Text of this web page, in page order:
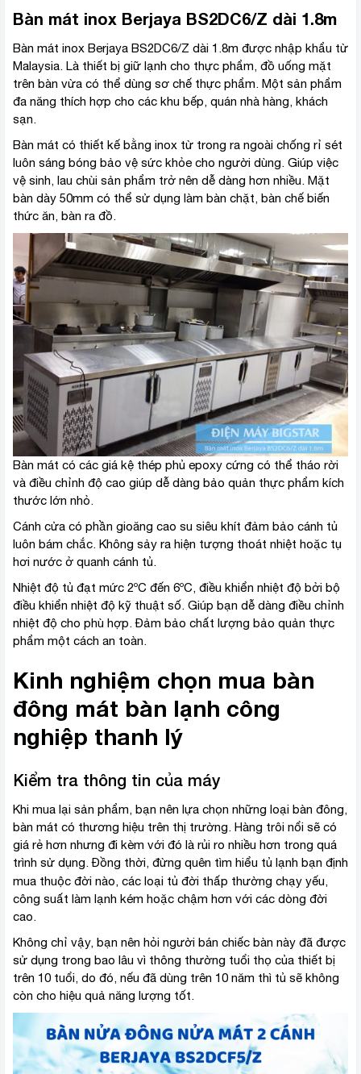
Bàn mát inox Berjaya BS2DC6/Z dài 1.8m
Bàn mát inox Berjaya BS2DC6/Z dài 1.8m được nhập khẩu từ
Malaysia. Là thiết bị giữ lạnh cho thực phẩm, đồ uống mặt
trên bàn vừa có thể dùng sơ chế thực phẩm. Một sản phẩm
đa năng thích hợp cho các khu bếp, quán nhà hàng, khách
sạn.
Bàn mát có thiết kế bằng inox từ trong ra ngoài chống rỉ sét
luôn sáng bóng bảo vệ sức khỏe cho người dùng. Giúp việc
vệ sinh, lau chùi sản phẩm trở nên dễ dàng hơn nhiều. Mặt
bàn dày 50mm có thể sử dụng làm bàn chặt, bàn chế biến
thức ăn, bàn ra đồ.
Bàn mát có các giá kệ thép phủ epoxy cứng có thể tháo rời
và điều chỉnh độ cao giúp dễ dàng bảo quản thực phẩm kích
thước lớn nhỏ.
Cánh cửa có phần gioăng cao su siêu khít đảm bảo cánh tủ
luôn bám chắc. Không sảy ra hiện tượng thoát nhiệt hoặc tụ
hơi nước ở quanh cánh tủ.
Nhiệt độ tủ đạt mức 2ºC đến 6ºC, điều khiển nhiệt độ bởi bộ
điều khiển nhiệt độ kỹ thuật số. Giúp bạn dễ dàng điều chỉnh
nhiệt độ cho phù hợp. Đảm bảo chất lượng bảo quản thực
phẩm một cách an toàn.
Kinh nghiệm chọn mua bàn
đông mát bàn lạnh công
nghiệp thanh lý
Kiểm tra thông tin của máy
Khi mua lại sản phẩm, bạn nên lựa chọn những loại bàn đông,
bàn mát có thương hiệu trên thị trường. Hàng trôi nổi sẽ có
giá rẻ hơn nhưng đi kèm với đó là rủi ro nhiều hơn trong quá
trình sử dụng. Đồng thời, đừng quên tìm hiểu tủ lạnh bạn định
mua thuộc đời nào, các loại tủ đời thấp thường chạy yếu,
công suất làm lạnh kém hoặc chậm hơn với các dòng đời
cao.
Không chỉ vậy, bạn nên hỏi người bán chiếc bàn này đã được
sử dụng trong bao lâu vì thông thường tuổi thọ của thiết bị
trên 10 tuổi, do đó, nếu đã dùng trên 10 năm thì tủ sẽ không
còn cho hiệu quả năng lượng tốt.